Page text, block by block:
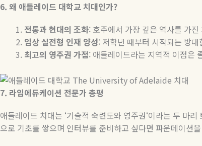
6. 왜 애들레이드 대학교치대인가?
전통과 현대의 조화: 호주에서 가장 깊은 역사를 가
임상 실전형 인재 양성: 저학년 때부터 시작되는 방
최고의 영주권 가점: 애들레이드라는 지역적 이점은
7. 라임에듀케이션 전문가 총평
애들레이드 치대는 ‘기술적 숙련도와 영주권‘이라는 두 마리
으로 기초를 쌓으며 인터뷰를 준비하고 싶다면 파운데이션